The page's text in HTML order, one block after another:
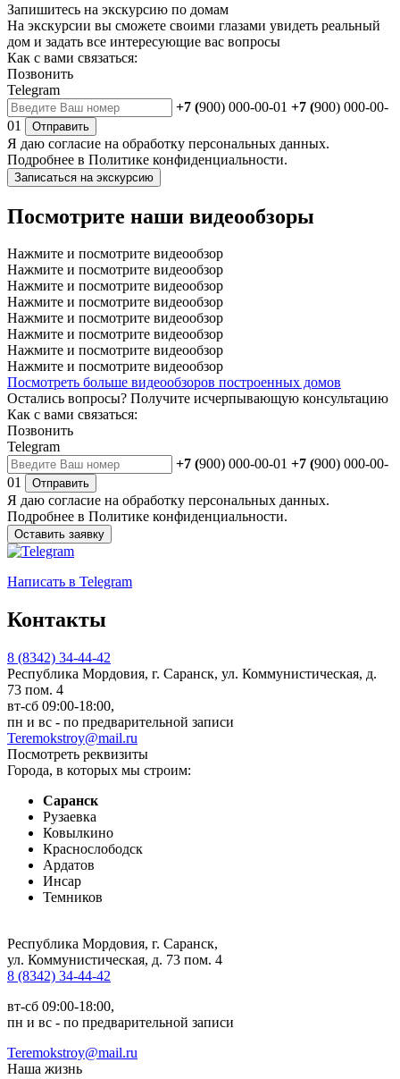
Запишитесь на экскурсию по домам
На экскурсии вы сможете своими глазами увидеть реальный
дом и задать все интересующие вас вопросы
Как с вами связаться:
Позвонить
Telegram
+7 (900) 000-00-01 +7 (900) 000-00-
01
Отправить
Я даю согласие на обработку персональных данных.
Подробнее в Политике конфиденциальности.
Записаться на экскурсию
Посмотрите наши видеообзоры
Нажмите и посмотрите видеообзор
Нажмите и посмотрите видеообзор
Нажмите и посмотрите видеообзор
Нажмите и посмотрите видеообзор
Нажмите и посмотрите видеообзор
Нажмите и посмотрите видеообзор
Нажмите и посмотрите видеообзор
Нажмите и посмотрите видеообзор
Посмотреть больше видеообзоров построенных домов
Остались вопросы? Получите исчерпывающую консультацию
Как с вами связаться:
Позвонить
Telegram
+7 (900) 000-00-01 +7 (900) 000-00-
01
Отправить
Я даю согласие на обработку персональных данных.
Подробнее в Политике конфиденциальности.
Оставить заявку
Написать в Telegram
Контакты
8 (8342) 34-44-42
Республика Мордовия, г. Саранск, ул. Коммунистическая, д.
73 пом. 4
вт-сб 09:00-18:00,
пн и вс - по предварительной записи
Teremokstroy@mail.ru
Посмотреть реквизиты
Города, в которых мы строим:
Саранск
Рузаевка
Ковылкино
Краснослободск
Ардатов
Инсар
Темников
Республика Мордовия, г. Саранск,
ул. Коммунистическая, д. 73 пом. 4
8 (8342) 34-44-42
вт-сб 09:00-18:00,
пн и вс - по предварительной записи
Teremokstroy@mail.ru
Наша жизнь